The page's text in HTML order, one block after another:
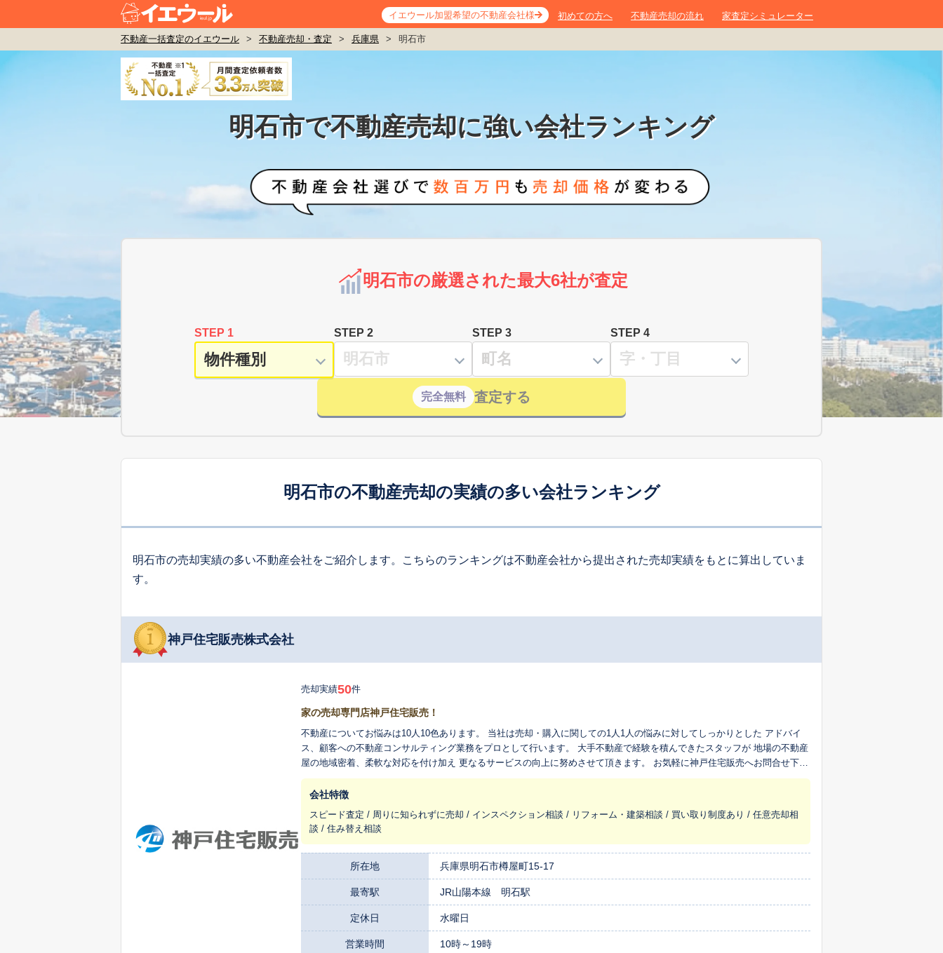
イエウール加盟希望の不動産会社様 初めての方へ 不動産売却の流れ 家査定シミュレーター
不動産一括査定のイエウール > 不動産売却・査定 > 兵庫県 > 明石市
明石市で不動産売却に強い会社ランキング
明石市の厳選された最大6社が査定
STEP 1 STEP 2 STEP 3 STEP 4
完全無料 査定する
明石市の不動産売却の実績の多い会社ランキング
明石市の売却実績の多い不動産会社をご紹介します。こちらのランキングは不動産会社から提出された売却実績をもとに算出していま
す。
神戸住宅販売株式会社
売却実績50件
家の売却専門店神戸住宅販売！
不動産についてお悩みは10人10色あります。 当社は売却・購入に関しての1人1人の悩みに対してしっかりとした アドバイ
ス、顧客への不動産コンサルティング業務をプロとして行います。 大手不動産で経験を積んできたスタッフが 地場の不動産
屋の地域密着、柔軟な対応を付け加え 更なるサービスの向上に努めさせて頂きます。 お気軽に神戸住宅販売へお問合せ下さ
い。
会社特徴
スピード査定 / 周りに知られずに売却 / インスペクション相談 / リフォーム・建築相談 / 買い取り制度あり / 任意売却相
談 / 住み替え相談
所在地 兵庫県明石市樽屋町15-17
最寄駅 JR山陽本線 明石駅
定休日 水曜日
営業時間 10時～19時